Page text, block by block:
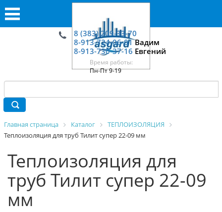
8 (383) 209-33-70
8-913-724-06-01Вадим
8-913-730-37-16 Евгений
Время работы:
Пн-Пт 9-19
Главная страница Каталог
ТЕПЛОИЗОЛЯЦИЯ
Теплоизоляция для труб Тилит супер 22-09 мм
Теплоизоляция для
труб Тилит супер 22-09
мм